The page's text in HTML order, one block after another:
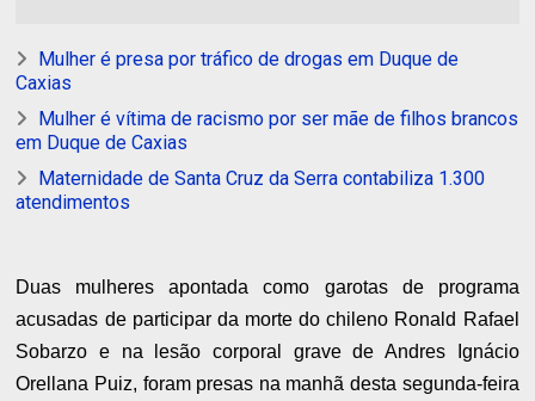
Mulher é presa por tráfico de drogas em Duque de
Caxias
Mulher é vítima de racismo por ser mãe de filhos brancos
em Duque de Caxias
Maternidade de Santa Cruz da Serra contabiliza 1.300
atendimentos
Duas mulheres apontada como garotas de programa
acusadas de participar da morte do chileno Ronald Rafael
Sobarzo e na lesão corporal grave de Andres Ignácio
Orellana Puiz, foram presas na manhã desta segunda-feira